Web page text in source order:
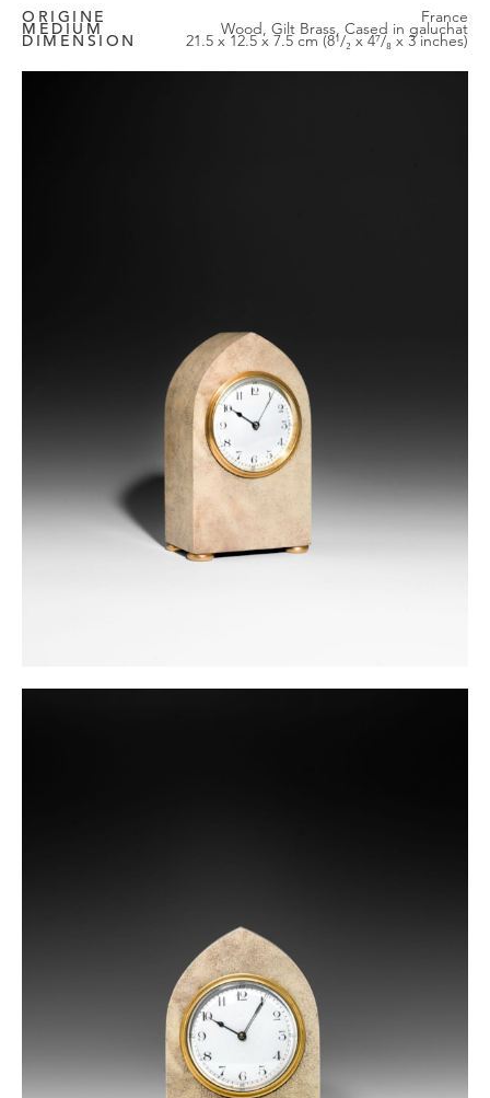
ORIGINE France
MEDIUM Wood, Gilt Brass, Cased in galuchat
DIMENSION 21.5 x 12.5 x 7.5 cm (8¹/₂ x 4⁷/₈ x 3 inches)